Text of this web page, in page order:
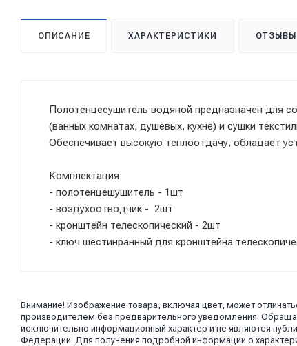
ОПИСАНИЕ ХАРАКТЕРИСТИКИ ОТЗЫВЫ
Полотенцесушитель водяной предназначен для
(ванных комнатах, душевых, кухне) и сушки
Обеспечивает высокую теплоотдачу, обладает
Комплектация:
- полотенцешушитель - 1шт
- воздухоотводчик - 2шт
- кронштейн телескопический - 2шт
- ключ шестинранный для кронштейна
Внимание! Изображение товара, включая цвет, может
производителем без предварительного уведомления.
исключительно информационный характер и не являются
Федерации. Для получения подробной информации о